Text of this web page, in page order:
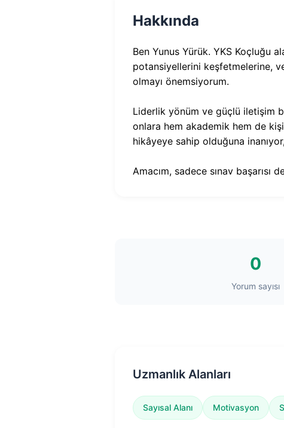
Hakkında
Ben Yunus Yürük. YKS Koçluğu
potansiyellerini keşfetmelerine,
olmayı önemsiyorum.
Liderlik yönüm ve güçlü iletişim
onlara hem akademik hem de
hikâyeye sahip olduğuna
Amacım, sadece sınav
0
Yorum sayısı
Uzmanlık Alanları
Sayısal Alanı Motivasyon